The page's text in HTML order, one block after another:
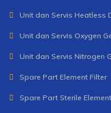
Unit dan Servis Heatless
Unit dan Servis Oxygen
Unit dan Servis Nitrogen
Spare Part Element Filter
Spare Part Sterile